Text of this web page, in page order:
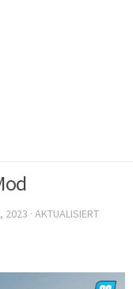
2023 · AKTUALISIERT